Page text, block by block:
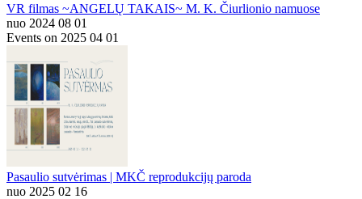
VR filmas ~ANGELŲ TAKAIS~ M. K. Čiurlionio namuose
nuo 2024 08 01
Events on 2025 04 01
Pasaulio sutvėrimas | MKČ reprodukcijų paroda
nuo 2025 02 16